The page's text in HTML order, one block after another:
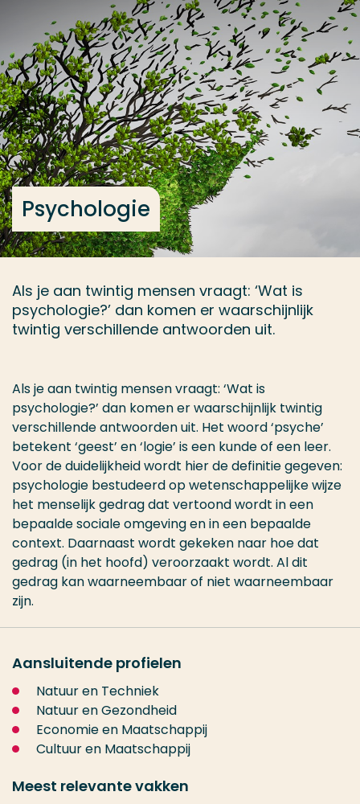
Ga direct naar de content
... > Onderwerp kiezen
Psychologie
Als je aan twintig mensen vraagt: ‘Wat is
psychologie?’ dan komen er waarschijnlijk
twintig verschillende antwoorden uit.
Als je aan twintig mensen vraagt: ‘Wat is
psychologie?’ dan komen er waarschijnlijk twintig
verschillende antwoorden uit. Het woord ‘psyche’
betekent ‘geest’ en ‘logie’ is een kunde of een leer.
Voor de duidelijkheid wordt hier de definitie gegeven:
psychologie bestudeerd op wetenschappelijke wijze
het menselijk gedrag dat vertoond wordt in een
bepaalde sociale omgeving en in een bepaalde
context. Daarnaast wordt gekeken naar hoe dat
gedrag (in het hoofd) veroorzaakt wordt. Al dit
gedrag kan waarneembaar of niet waarneembaar
zijn.
Aansluitende profielen
Natuur en Techniek
Natuur en Gezondheid
Economie en Maatschappij
Cultuur en Maatschappij
Meest relevante vakken
Veel gezocht
Opleiding
Contact